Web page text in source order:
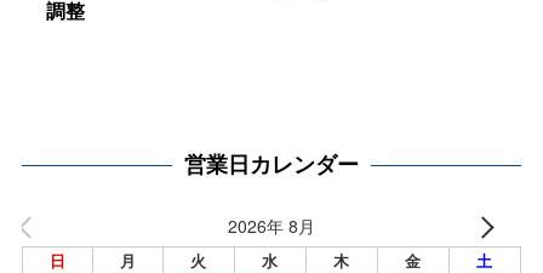
調整
営業日カレンダー
2026年 8月
日 月 火 水 木 金 土